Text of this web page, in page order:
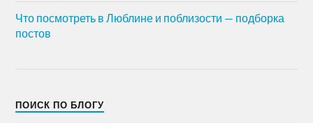
Что посмотреть в Люблине и поблизости — подборка
постов
ПОИСК ПО БЛОГУ